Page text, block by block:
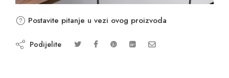
Postavite pitanje u vezi ovog proizvoda
Podijelite